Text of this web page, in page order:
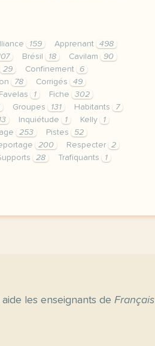
159 Apprenant
498
Brésil 18 Cavilam
90
29 Confinement
6
78 Corrigés
49
Favelas 1 Fiche
302
Groupes 131 Habitants
7
Inquiétude 1 Kelly
1
253 Pistes
52
200 Respecter
2
28 Trafiquants
1
les enseignants de Français